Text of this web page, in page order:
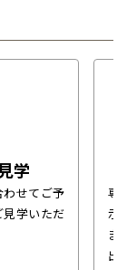
学
せてご予
学いただ
専
示
ま
出